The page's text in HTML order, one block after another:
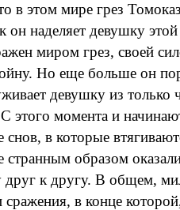
в этом мире грез
он наделяет девушку
миром грез, своей
Но еще больше он
девушку из только
этого момента и
снов, в которые
странным образом
к другу. В общем,
сражения, в конце